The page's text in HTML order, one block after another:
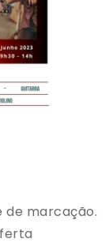
de marcação.